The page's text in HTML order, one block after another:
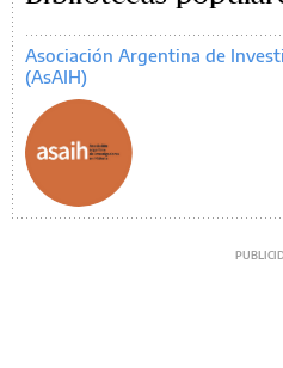
Asociación Argentina de
(AsAIH)